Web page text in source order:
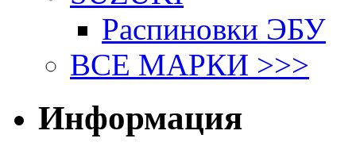
Распиновки ЭБУ
ВСЕ МАРКИ >>>
Информация